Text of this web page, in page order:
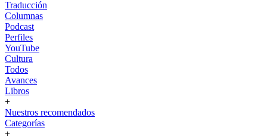
Traducción
Columnas
Podcast
Perfiles
YouTube
Cultura
Todos
Avances
Libros
+
Nuestros recomendados
Categorías
+